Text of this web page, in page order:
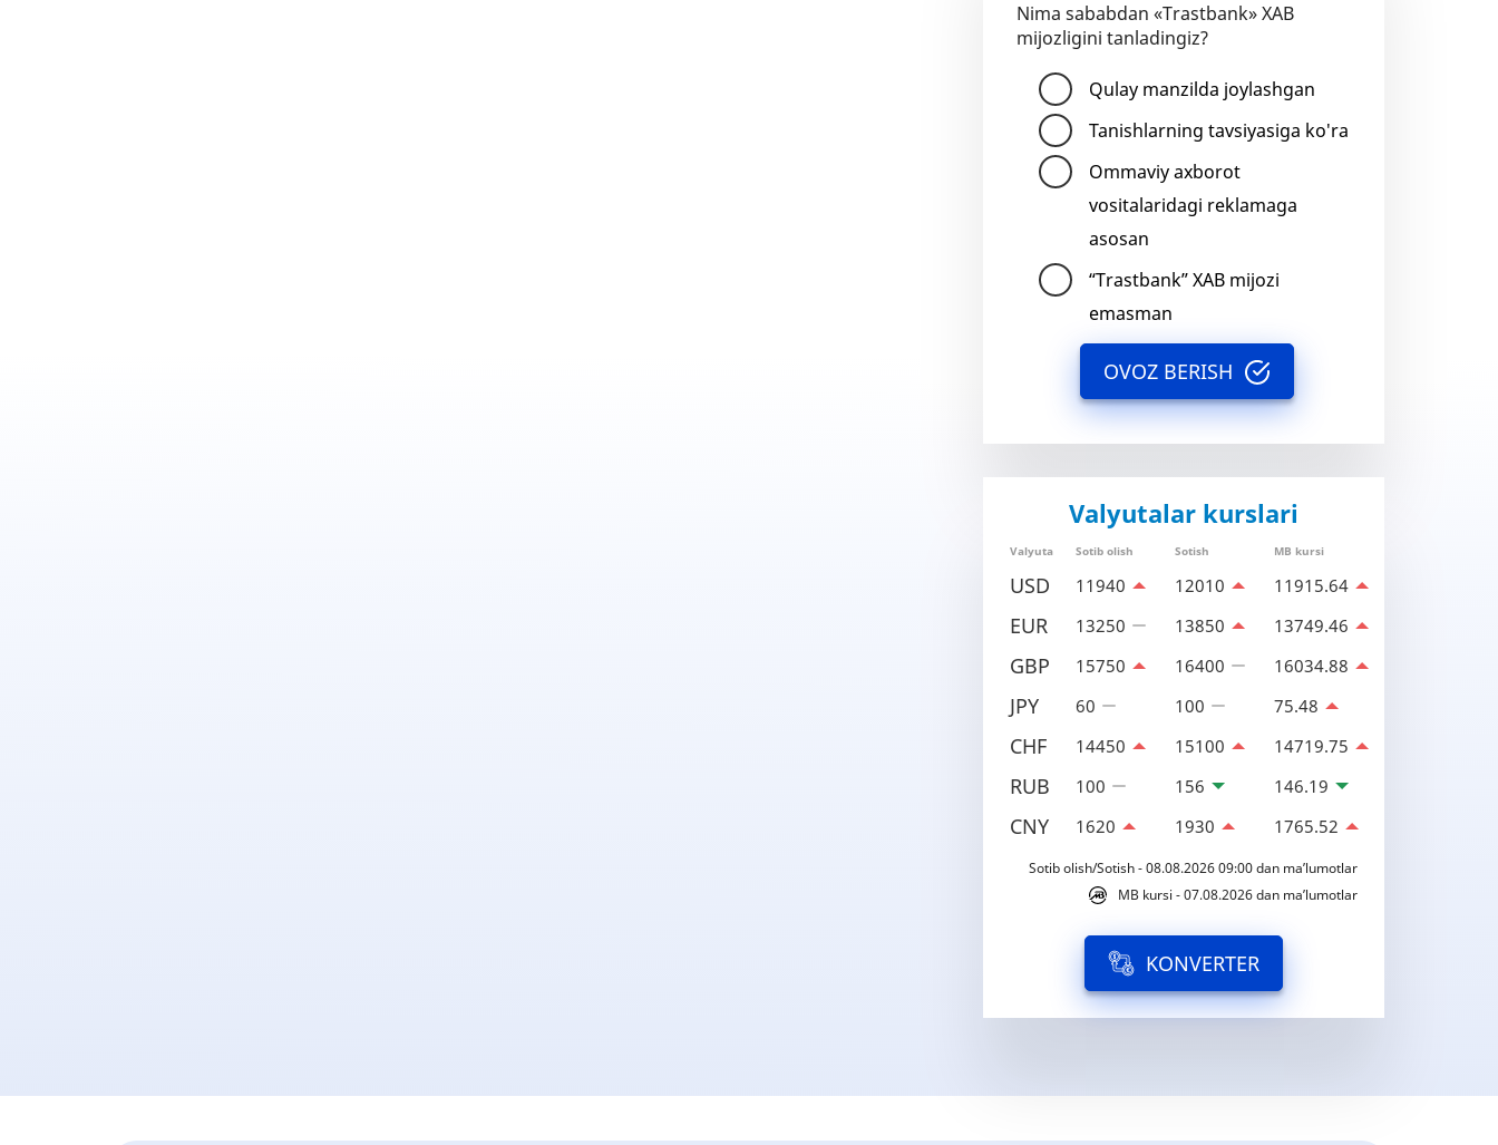
Nima sababdan «Trastbank» XAB
mijozligini tanladingiz?
Qulay manzilda joylashgan
Tanishlarning tavsiyasiga ko'ra
Ommaviy axborot
vositalaridagi reklamaga
asosan
“Trastbank” XAB mijozi
emasman
OVOZ BERISH
Valyutalar kurslari
Valyuta Sotib olish Sotish MB kursi
USD 11940 12010 11915.64
EUR 13250 13850 13749.46
GBP 15750 16400 16034.88
JPY 60 100 75.48
CHF 14450 15100 14719.75
RUB 100 156 146.19
CNY 1620 1930 1765.52
Sotib olish/Sotish - 08.08.2026 09:00 dan ma’lumotlar
MB kursi - 07.08.2026 dan ma’lumotlar
KONVERTER